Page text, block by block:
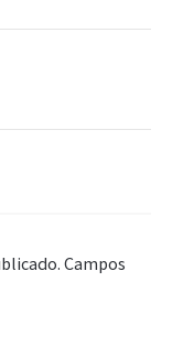
Campos